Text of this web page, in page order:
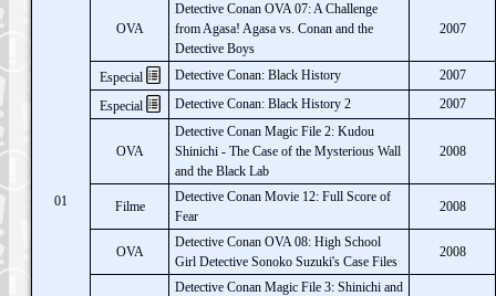
01
OVA
Detective Conan OVA 07: A Challenge
from Agasa! Agasa vs. Conan and the
Detective Boys
2007
Especial Detective Conan: Black History 2007
Especial Detective Conan: Black History 2 2007
OVA
Detective Conan Magic File 2: Kudou
Shinichi - The Case of the Mysterious Wall
and the Black Lab
2008
Filme
Detective Conan Movie 12: Full Score of
Fear
2008
OVA
Detective Conan OVA 08: High School
Girl Detective Sonoko Suzuki's Case Files
2008
Detective Conan Magic File 3: Shinichi and